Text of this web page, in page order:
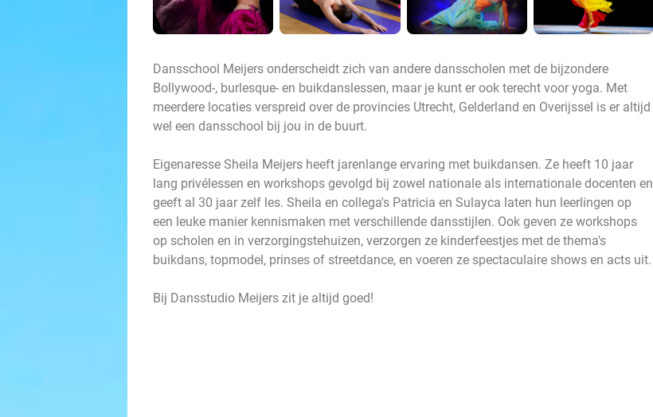
Dansschool Meijers onderscheidt zich van andere dansscholen met de bijzondere
Bollywood-, burlesque- en buikdanslessen, maar je kunt er ook terecht voor yoga. Met
meerdere locaties verspreid over de provincies Utrecht, Gelderland en Overijssel is er altijd
wel een dansschool bij jou in de buurt.
Eigenaresse Sheila Meijers heeft jarenlange ervaring met buikdansen. Ze heeft 10 jaar
lang privélessen en workshops gevolgd bij zowel nationale als internationale docenten en
geeft al 30 jaar zelf les. Sheila en collega's Patricia en Sulayca laten hun leerlingen op
een leuke manier kennismaken met verschillende dansstijlen. Ook geven ze workshops
op scholen en in verzorgingstehuizen, verzorgen ze kinderfeestjes met de thema's
buikdans, topmodel, prinses of streetdance, en voeren ze spectaculaire shows en acts uit.
Bij Dansstudio Meijers zit je altijd goed!